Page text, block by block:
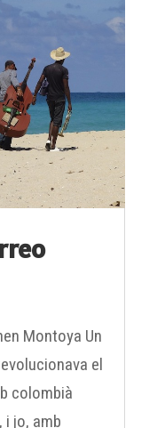
Montoya Un
el
colombià
i jo, amb